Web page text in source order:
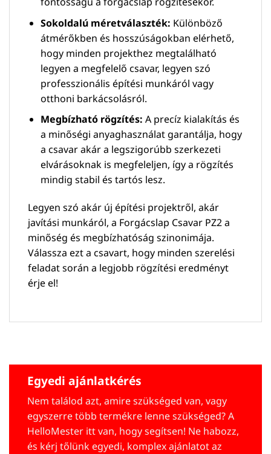
Sokoldalú méretválaszték: Különböző
átmérőkben és hosszúságokban elérhető,
hogy minden projekthez megtalálható
legyen a megfelelő csavar, legyen szó
professzionális építési munkáról vagy
otthoni barkácsolásról.
Megbízható rögzítés: A precíz kialakítás és
a minőségi anyaghasználat garantálja, hogy
a csavar akár a legszigorúbb szerkezeti
elvárásoknak is megfeleljen, így a rögzítés
mindig stabil és tartós lesz.
Legyen szó akár új építési projektről, akár
javítási munkáról, a Forgácslap Csavar PZ2 a
minőség és megbízhatóság szinonimája.
Válassza ezt a csavart, hogy minden szerelési
feladat során a legjobb rögzítési eredményt
érje el!
Egyedi ajánlatkérés
Nem találod azt, amire szükséged van, vagy
egyszerre több termékre lenne szükséged? A
HelloMester itt van, hogy segítsen! Ne habozz,
és kérj tőlünk egyedi, komplex ajánlatot az